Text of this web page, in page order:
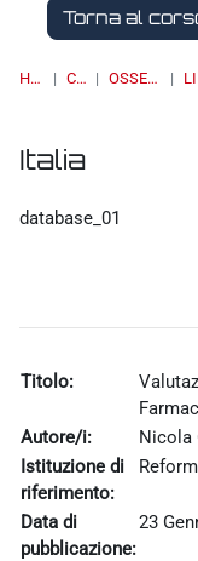
Torna al
HOME CORSI OSSERVATORI
Italia
database_01
Titolo:
Autore/i:
Nicola
Istituzione di
riferimento:
Data di
pubblicazione:
23